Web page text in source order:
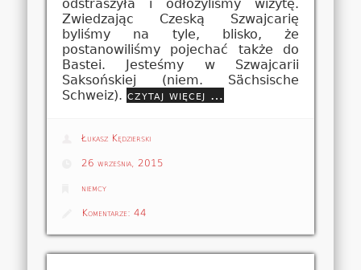
odstraszyła i odłożyliśmy wizytę.
Zwiedzając Czeską Szwajcarię
byliśmy na tyle, blisko, że
postanowiliśmy pojechać także do
Bastei. Jesteśmy w Szwajcarii
Saksońskiej (niem. Sächsische
Schweiz). czytaj więcej …
Łukasz Kędzierski
26 września, 2015
niemcy
Komentarze:44